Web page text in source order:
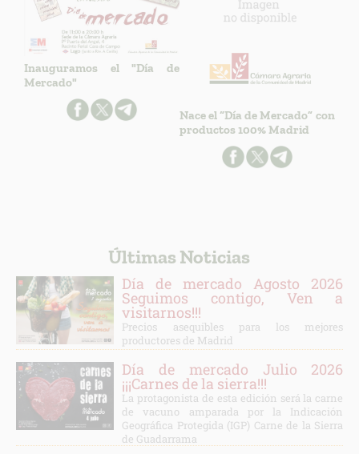
Inauguramos el "Día de
Mercado"
Nace el “Día de Mercado” con
productos 100% Madrid
Últimas Noticias
Día de mercado Agosto 2026
Seguimos contigo, Ven a
visitarnos!!!
Precios asequibles para los mejores
productores de Madrid
Día de mercado Julio 2026
¡¡¡Carnes de la sierra!!!
La protagonista de esta edición será la carne
de vacuno amparada por la Indicación
Geográfica Protegida (IGP) Carne de la Sierra
de Guadarrama